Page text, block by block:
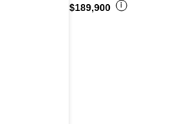
$189,900 i